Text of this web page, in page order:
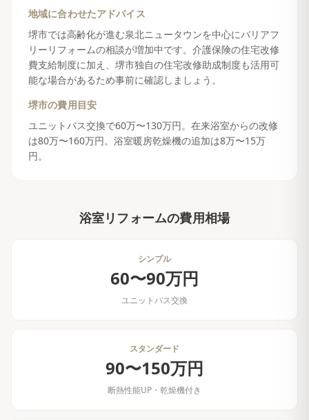
地域に合わせたアドバイス
堺市では高齢化が進む泉北ニュータウンを中心にバリアフ
リーリフォームの相談が増加中です。介護保険の住宅改修
費支給制度に加え、堺市独自の住宅改修助成制度も活用可
能な場合があるため事前に確認しましょう。
堺市の費用目安
ユニットバス交換で60万〜130万円。在来浴室からの改修
は80万〜160万円。浴室暖房乾燥機の追加は8万〜15万
円。
浴室リフォームの費用相場
シンプル
60〜90万円
ユニットバス交換
スタンダード
90〜150万円
断熱性能UP・乾燥機付き